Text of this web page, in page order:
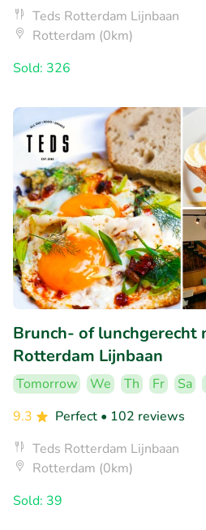
Teds Rotterdam Lijnbaan
Rotterdam (0km)
Sold: 326
Brunch- of lunchgerecht
Rotterdam Lijnbaan
Tomorrow We Th Fr Sa
9.3
Perfect • 102 reviews
Teds Rotterdam Lijnbaan
Rotterdam (0km)
Sold: 39